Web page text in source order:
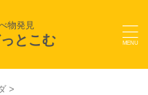
物発見
とこむ
>